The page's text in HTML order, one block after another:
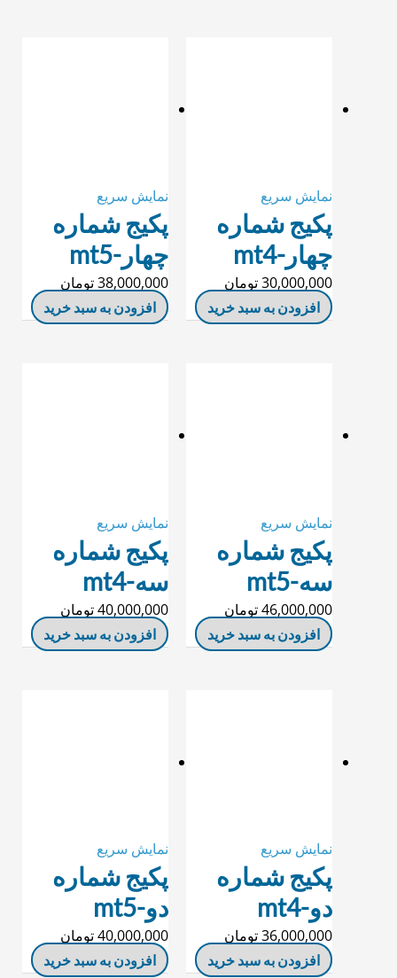
نمایش سریع
پکیج شماره
چهار-mt4
30,000,000تومان
افزودن به سبد خرید
نمایش سریع
پکیج شماره
چهار-mt5
38,000,000تومان
افزودن به سبد خرید
نمایش سریع
پکیج شماره
سه-mt5
46,000,000تومان
افزودن به سبد خرید
نمایش سریع
پکیج شماره
سه-mt4
40,000,000تومان
افزودن به سبد خرید
نمایش سریع
پکیج شماره
دو-mt4
36,000,000تومان
افزودن به سبد خرید
نمایش سریع
پکیج شماره
دو-mt5
40,000,000تومان
افزودن به سبد خرید